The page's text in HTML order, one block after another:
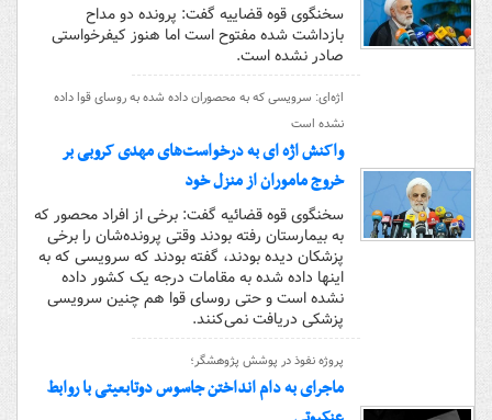
سخنگوی قوه قضاییه گفت: پرونده دو مداح
بازداشت شده مفتوح است اما هنوز کیفرخواستی
صادر نشده است.
اژه‌ای: سرویسی که به محصوران داده شده به روسای قوا داده
نشده است
واکنش اژه ای به درخواست‌های مهدی کروبی بر
خروج ماموران از منزل خود
سخنگوی قوه قضائیه گفت: برخی از افراد محصور که
به بیمارستان رفته بودند وقتی پرونده‌‌شان را برخی
پزشکان دیده بودند، گفته بودند که سرویسی که به
اینها داده شده به مقامات درجه یک کشور داده
نشده است و حتی روسای قوا هم چنین سرویسی
پزشکی دریافت نمی‌کنند.
پروژه نفوذ در پوشش پژوهشگر؛
ماجرای به دام انداختن جاسوس دوتابعیتی با روابط